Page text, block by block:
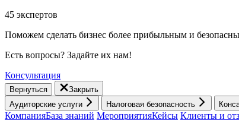
45 экспертов
Поможем сделать бизнес более прибыльным и
Есть вопросы? Задайте их нам!
Консультация
Вернуться
Закрыть
Аудиторские услуги
Налоговая безопасность
КомпанияБаза знаний МероприятияКейсы Клиенты и